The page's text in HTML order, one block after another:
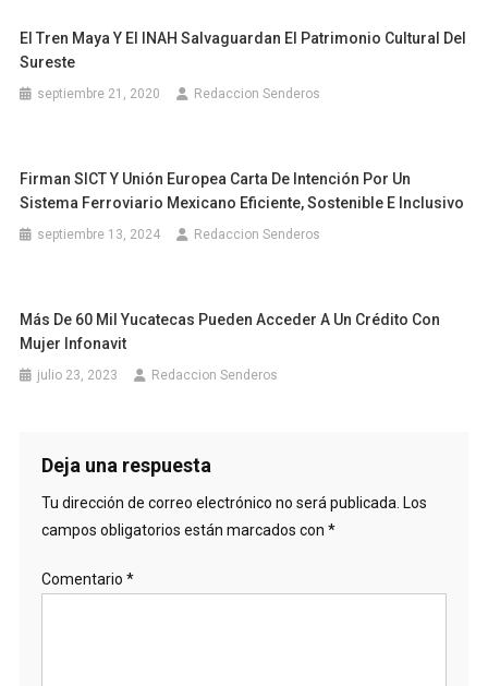
El Tren Maya Y El INAH Salvaguardan El Patrimonio Cultural Del
Sureste
septiembre 21, 2020 Redaccion Senderos
Firman SICT Y Unión Europea Carta De Intención Por Un
Sistema Ferroviario Mexicano Eficiente, Sostenible E Inclusivo
septiembre 13, 2024 Redaccion Senderos
Más De 60 Mil Yucatecas Pueden Acceder A Un Crédito Con
Mujer Infonavit
julio 23, 2023 Redaccion Senderos
Deja una respuesta
Tu dirección de correo electrónico no será publicada. Los
campos obligatorios están marcados con *
Comentario *